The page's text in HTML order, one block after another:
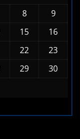
8
9
15
16
22
23
29
30